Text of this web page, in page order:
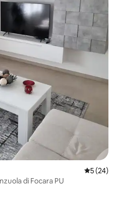
5 (24)
di Focara PU